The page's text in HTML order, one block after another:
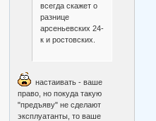
всегда скажет о
разнице
арсеньевских 24-
к и ростовских.
настаивать - ваше
право, но покуда такую
"предъяву" не сделают
эксплуатанты, то ваше